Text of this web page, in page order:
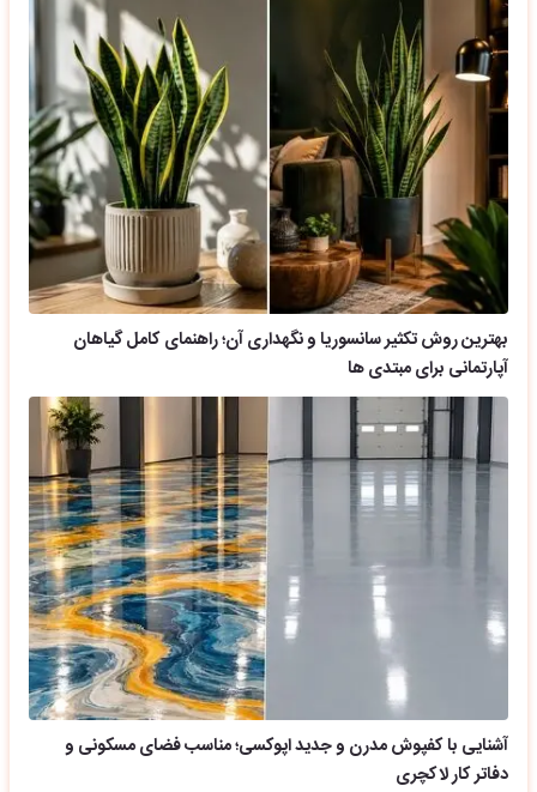
بهترین روش تکثیر سانسوریا و نگهداری آن؛ راهنمای کامل گیاهان
آپارتمانی برای مبتدی ها
آشنایی با کفپوش مدرن و جدید اپوکسی؛ مناسب فضای مسکونی و
دفاتر کار لاکچری